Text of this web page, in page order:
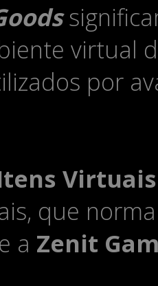
virtual
por
que
a Zenit